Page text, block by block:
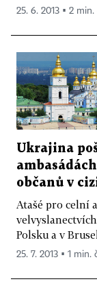
25. 6. 2013 ▪ 2
Ukrajina
občanů v
Atašé pro celní
Polsku a v
25. 7. 2013 ▪ 1 min.